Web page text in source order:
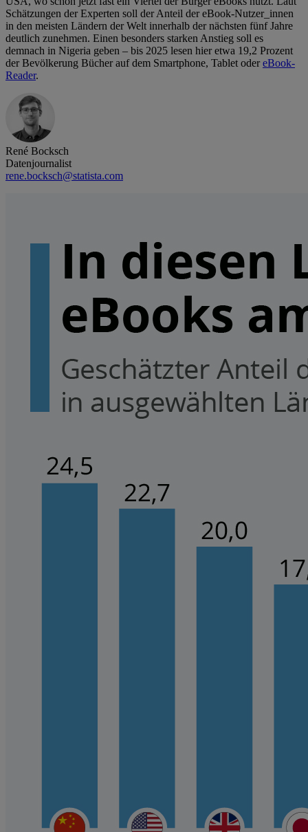
Schätzungen der Experten soll der Anteil der eBook-Nutzer_innen
in den meisten Ländern der Welt innerhalb der nächsten fünf Jahre
deutlich zunehmen. Einen besonders starken Anstieg soll es
demnach in Nigeria geben – bis 2025 lesen hier etwa 19,2 Prozent
der Bevölkerung Bücher auf dem Smartphone, Tablet odereBook-
Reader.
René Bocksch
Datenjournalist
rene.bocksch@statista.com